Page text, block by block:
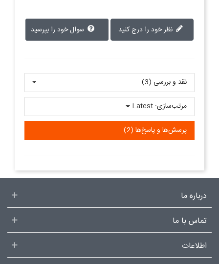
سوال خود را بپرسید
نقد و بررسی‌‌ (3)
پرسش‌ها و پاسخ‌ها (2)
مرتب‌سازی: Latest
درباره ما
تماس با ما
اطلاعات